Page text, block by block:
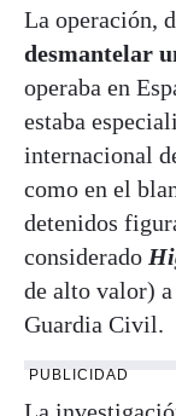
La operación,
desmantelar
operaba en
estaba
internacional
como en el
detenidos
considerado
de alto valor)
Guardia Civil.
PUBLICIDAD